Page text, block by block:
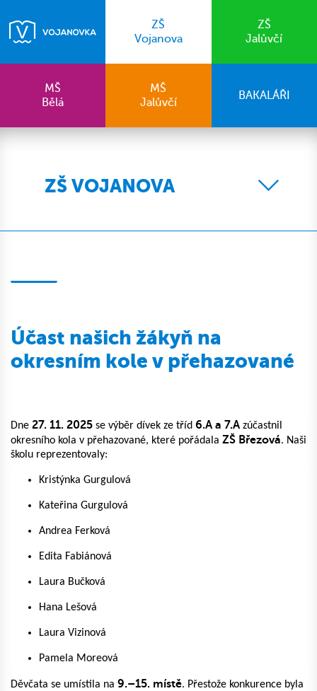
ZŠ
Vojanova
ZŠ
Jalůvčí
MŠ
Bělá
MŠ
Jalůvčí
BAKALÁŘI
ZŠ VOJANOVA
Účast našich žákyň na
okresním kole v přehazované
Dne 27. 11. 2025 se výběr dívek ze tříd 6.A a 7.A zúčastnil
okresního kola v přehazované, které pořádala ZŠ Březová. Naši
školu reprezentovaly:
Kristýnka Gurgulová
Kateřina Gurgulová
Andrea Ferková
Edita Fabiánová
Laura Bučková
Hana Lešová
Laura Vizinová
Pamela Moreová
Děvčata se umístila na 9.–15. místě. Přestože konkurence byla